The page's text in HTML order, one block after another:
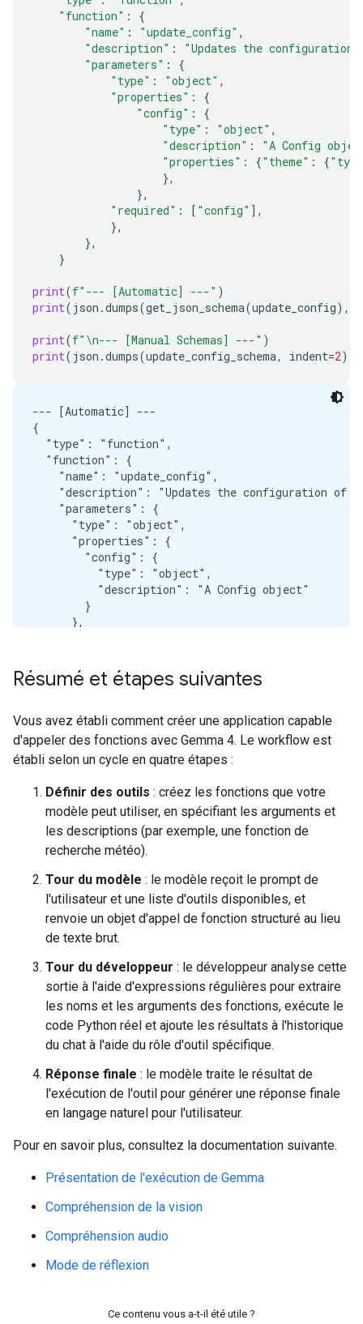
"function" :
{
"name" : "update_config" ,
"description" :
"Updates the configuration
"parameters" :
{
"type" : "object" ,
"properties" :
{
"config" :
{
"type" : "object" ,
"description" :
"A Config
"properties" : {"theme" : {
},
},
"required" : [ "config" ],
},
},
}
print(f"--- [Automatic] ---" )
print( json .dumps(get_json_schema(update_config),
print(f" \n--- [Manual Schemas] ---" )
print( json .dumps(update_config_schema, indent=2))
--- [Automatic] ---
{
  "type": "function",
  "function": {
    "name": "update_config",
"description": "Updates the configuration of
    "parameters": {
      "type": "object",
      "properties": {
        "config": {
          "type": "object",
          "description": "A Config object"
        }
      },
    }
}
--- [Manual Schemas] ---
{
  "type": "function",
  "function": {
    "name": "update_config",
"description": "Updates the configuration of
    "parameters": {
      "properties": {
        "config": {
          "type": "object",
          "description": "A Config object",
          "properties": {
            "theme": {
              "type": "string"
            },
            "font_size": {
              "type": "number"
            }
        }
      },
      "required": [
        "config"
      ]
  }
Résumé et étapes suivantes
Vous avez établi comment créer une application capable
d'appeler des fonctions avec Gemma 4. Le workflow est
établi selon un cycle en quatre étapes :
Définir des outils : créez les fonctions que votre
modèle peut utiliser, en spécifiant les arguments et
les descriptions (par exemple, une fonction de
recherche météo).
Tour du modèle : le modèle reçoit le prompt de
l'utilisateur et une liste d'outils disponibles, et
renvoie un objet d'appel de fonction structuré au lieu
de texte brut.
Tour du développeur : le développeur analyse cette
sortie à l'aide d'expressions régulières pour extraire
les noms et les arguments des fonctions, exécute le
code Python réel et ajoute les résultats à l'historique
du chat à l'aide du rôle d'outil spécifique.
Réponse finale : le modèle traite le résultat de
l'exécution de l'outil pour générer une réponse finale
en langage naturel pour l'utilisateur.
Pour en savoir plus, consultez la documentation suivante.
Présentation de l'exécution de Gemma
Compréhension de la vision
Compréhension audio
Mode de réflexion
Ce contenu vous a-t-il été utile ?